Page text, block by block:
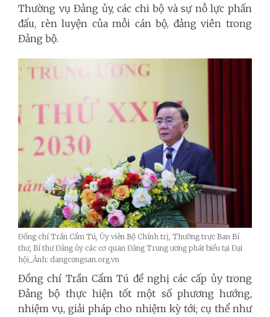
Thường vụ Đảng ủy, các chi bộ và sự nỗ lực phấn
đấu, rèn luyện của mỗi cán bộ, đảng viên trong
Đảng bộ.
Đồng chí Trần Cẩm Tú, Ủy viên Bộ Chính trị, Thường trực Ban Bí
thư, Bí thư Đảng ủy các cơ quan Đảng Trung ương phát biểu tại Đại
hội_Ảnh: dangcongsan.org.vn
Đồng chí Trần Cẩm Tú đề nghị các cấp ủy trong
Đảng bộ thực hiện tốt một số phương hướng,
nhiệm vụ, giải pháp cho nhiệm kỳ tới; cụ thể như